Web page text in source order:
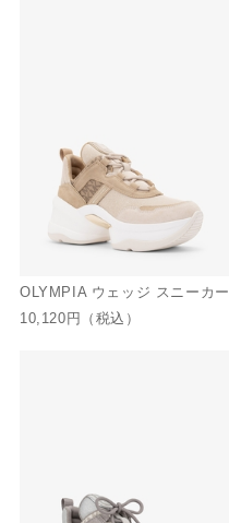
OLYMPIA ウェッジ スニーカー
10,120円
（税込）